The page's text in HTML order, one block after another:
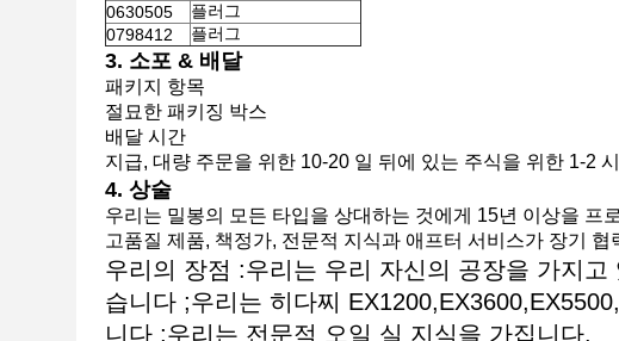
0630505
플러그
0798412
플러그
3. 소포 & 배달
패키지 항목
절묘한 패키징 박스
배달 시간
지급, 대량 주문을 위한 10-20 일 뒤에 있는 주식을 위한 1-2
4. 상술
우리는 밀봉의 모든 타입을 상대하는 것에게 15년 이상을 프
고품질 제품, 책정가, 전문적 지식과 애프터 서비스가 장기
우리의 장점 :우리는 우리 자신의 공장을 가지
습니다 ;우리는 히다찌
니다 ;우리는 전문적 오일 실 지식을 가집니다.